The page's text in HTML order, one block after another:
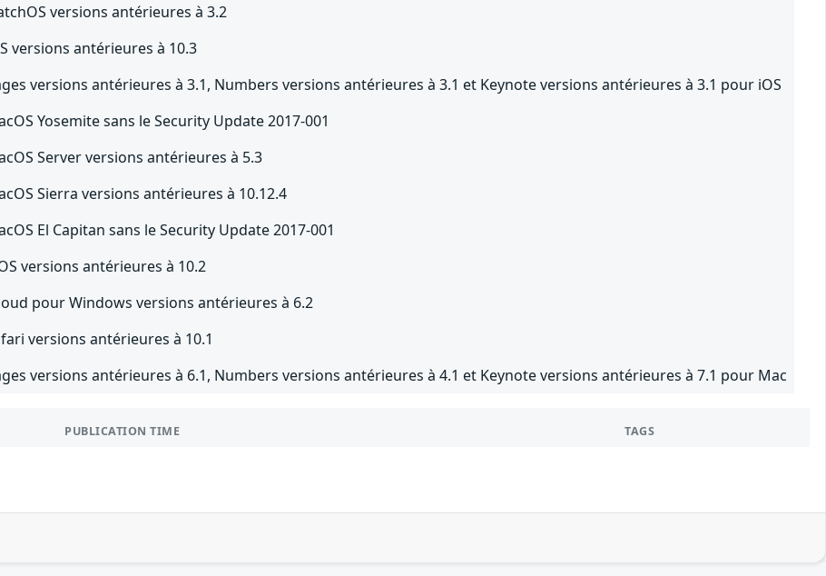
versions antérieures à 3.2
versions antérieures à 10.3
versions antérieures à 3.1, Numbers versions antérieures à 3.1 et Keynote versions antérieures à 3.1 pour iOS
Yosemite sans le Security Update 2017-001
Server versions antérieures à 5.3
Sierra versions antérieures à 10.12.4
El Capitan sans le Security Update 2017-001
versions antérieures à 10.2
pour Windows versions antérieures à 6.2
versions antérieures à 10.1
versions antérieures à 6.1, Numbers versions antérieures à 4.1 et Keynote versions antérieures à 7.1 pour Mac
PUBLICATION TIME TAGS